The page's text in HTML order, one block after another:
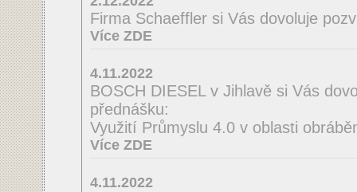
Firma Schaeffler si Vás dovoluje
Více ZDE
4.11.2022
BOSCH DIESEL v Jihlavě si Vás
přednášku:
Využití Průmyslu 4.0 v oblasti
Více ZDE
4.11.2022